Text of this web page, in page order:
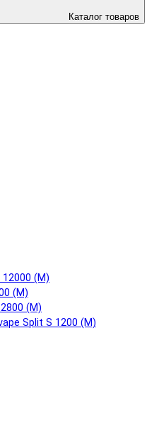
Каталог товаров
12000 (М)
(М)
2800 (М)
Split S 1200 (М)